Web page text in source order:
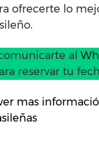
ofrecerte lo
al
reservar tu
mas